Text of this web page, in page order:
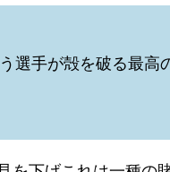
選手が殻を破る最高